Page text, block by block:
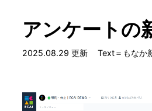
アンケートの
2025.08.29 更新 Text＝もなか